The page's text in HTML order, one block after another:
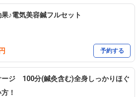
♪電気美容鍼フルセット
予約する
ージ 100分(鍼灸含む)全身しっかりほぐ
！